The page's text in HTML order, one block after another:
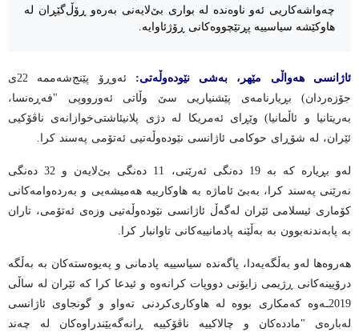
چەواشەکاریی ئەو ناوەندە لە بواری بێ‌لایەنی بەرەو ڕۆڵ‌گێڕان لە
هاوکێشە سیاسییە پڕتێچووەکانی ڕۆژئاوایە.
ئاژانسی هەواڵی مێهر، بەشی نێودەوڵەتی:
ئەوڕۆ پێنج‌شەممە 22ی
جۆزەردان) بڕیارنامەی پێشنیاریی سێ وڵاتی ئەورووپی "فەڕەنسا،
بەریتانیا و ئاڵمانیا) وێڕای ئەمریکا لە دژی پلانیئاشتی‌خوازانەی ناڤۆکیی
ئێران، لە شۆڕای حوکامی ئاژانسی نێودەوڵەتیی ئەتۆمی پەسند کرا.
لەو بڕیارە کە بە 19 دەنگی ئەرێنی، 11 دەنگی بێ‌لایەن و 32 دەنگی
نەرێنی پەسند کرا، بەبێ ئاماژە بە هاوکارییە هەمیشەیی و بەردەوامەکانی
کۆماری ئیسلامی ئێران لەگەڵ ئاژانسی نێودەوڵەتیی وزەی ئەتۆمی، تاران
بە پابەندنەبوون بە بەڵێنە پادمانییەکانی تاوانبار کرا.
هەروەها لەو بەڵگەیەدا، پاگەندە سیاسییە پادمانی و پەیوەستەکان بە بەڵگە
درۆیینەکانی ڕژیمی زایۆنی دووپات کرانەوە و ئیدعا کرا کە ئێران لە ساڵی
2019ـه‌وە کەمکاری بووە لە هاوکاری‌کردنی تەواو و گونجاوی ئاژانسی
لەبارەی "ماددەکان و چالاکییە ناڤۆکییە ڕانەگەیێندراوەکان لە چەند